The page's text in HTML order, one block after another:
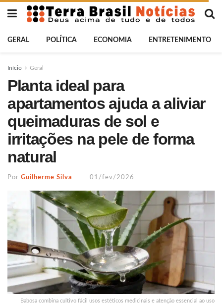
GERAL POLÍTICA ECONOMIA ENTRETENIMENTO
Início Geral
Planta ideal para
apartamentos ajuda a aliviar
queimaduras de sol e
irritações na pele de forma
natural
Por Guilherme Silva 01/fev/2026
Babosa combina cultivo fácil usos estéticos medicinais e atenção essencial ao uso